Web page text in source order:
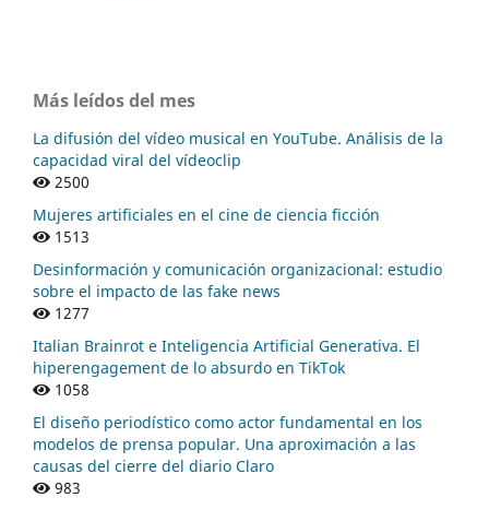
Más leídos del mes
La difusión del vídeo musical en YouTube. Análisis de la
capacidad viral del vídeoclip
2500
Mujeres artificiales en el cine de ciencia ficción
1513
Desinformación y comunicación organizacional: estudio
sobre el impacto de las fake news
1277
Italian Brainrot e Inteligencia Artificial Generativa. El
hiperengagement de lo absurdo en TikTok
1058
El diseño periodístico como actor fundamental en los
modelos de prensa popular. Una aproximación a las
causas del cierre del diario Claro
983